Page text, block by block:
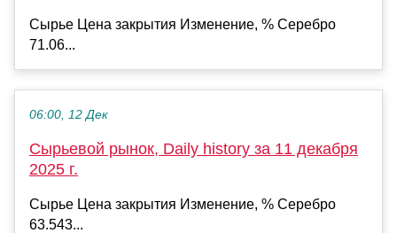
Сырье Цена закрытия Изменение, % Серебро
71.06...
06:00, 12 Дек
Сырьевой рынок, Daily history за 11 декабря
2025 г.
Сырье Цена закрытия Изменение, % Серебро
63.543...